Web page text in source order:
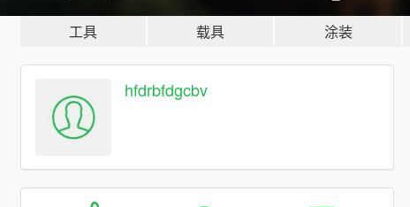
工具 载具 涂装
hfdrbfdgcbv